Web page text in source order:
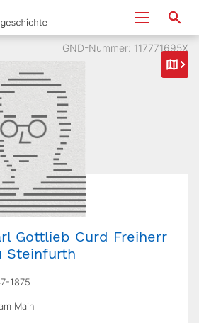
GND-Nummer: 117771695X
Gottlieb Curd Freiherr
Steinfurth
1875
Main